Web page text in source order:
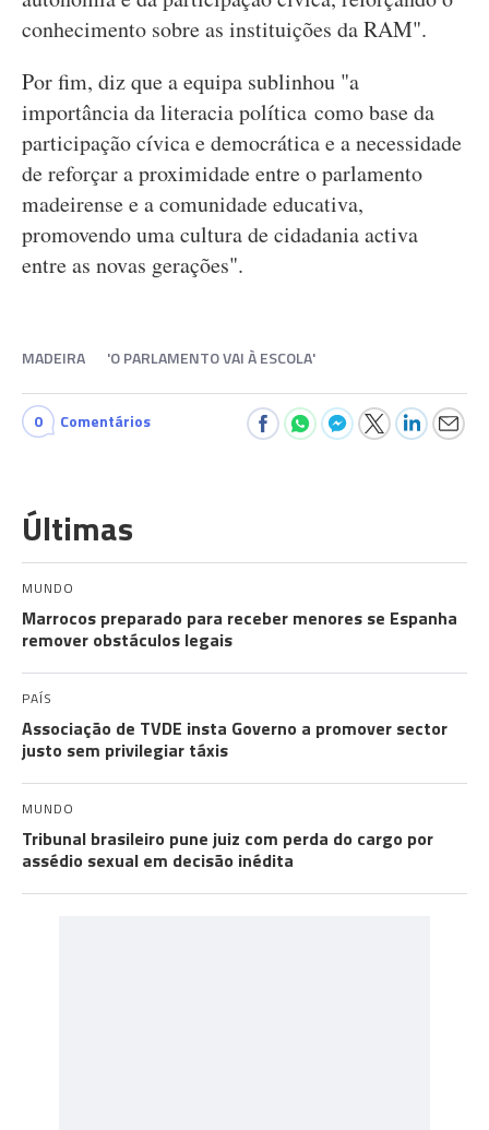
conhecimento sobre as instituições da RAM".
Por fim, diz que a equipa sublinhou "a
importância da literacia política como base da
participação cívica e democrática e a necessidade
de reforçar a proximidade entre o parlamento
madeirense e a comunidade educativa,
promovendo uma cultura de cidadania activa
entre as novas gerações".
MADEIRA 'O PARLAMENTO VAI À ESCOLA'
0 Comentários
Últimas
MUNDO
Marrocos preparado para receber menores se Espanha
remover obstáculos legais
PAÍS
Associação de TVDE insta Governo a promover sector
justo sem privilegiar táxis
MUNDO
Tribunal brasileiro pune juiz com perda do cargo por
assédio sexual em decisão inédita